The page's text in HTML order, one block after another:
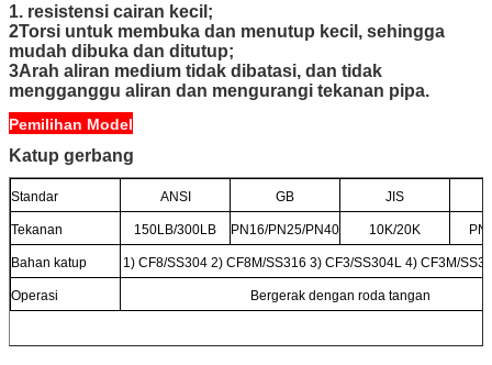
1. resistensi cairan kecil;
2Torsi untuk membuka dan menutup kecil, sehingga
mudah dibuka dan ditutup;
3Arah aliran medium tidak dibatasi, dan tidak
mengganggu aliran dan mengurangi tekanan pipa.
Pemilihan Model
Katup gerbang
Standar ANSI GB JIS
Tekanan 150LB/300LB PN16/PN25/PN40 10K/20K
Bahan katup 1) CF8/SS304 2) CF8M/SS316 3) CF3/SS304L 4) CF3M/
Operasi Bergerak dengan roda tangan